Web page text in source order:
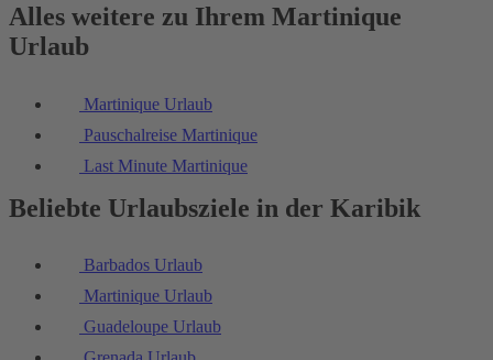
Alles weitere zu Ihrem Martinique
Urlaub
Martinique Urlaub
Pauschalreise Martinique
Last Minute Martinique
Beliebte Urlaubsziele in der Karibik
Barbados Urlaub
Martinique Urlaub
Guadeloupe Urlaub